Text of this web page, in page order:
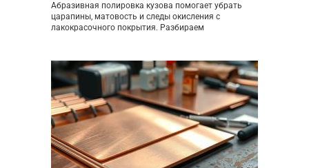
Абразивная полировка кузова помогает убрать
царапины, матовость и следы окисления с
лакокрасочного покрытия. Разбираем